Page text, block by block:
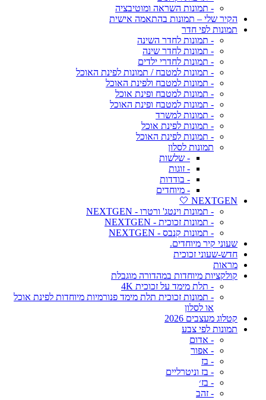
- תמונות השראה ומוטיבציה
הקיר שלי – תמונות בהתאמה אישית
תמונות לפי חדר
- תמונות לחדר השינה
- תמונות לחדר שינה
- תמונות לחדרי ילדים
- תמונות למטבח / תמונות לפינת האוכל
- תמונות למטבח ולפינת האוכל
- תמונות למטבח ופינת אוכל
- תמונות למטבח ופינת האוכל
- תמונות למשרד
- תמונות לפינת אוכל
- תמונות לפינת האוכל
תמונות לסלון
- שלשות
- זוגות
- בודדות
- מיוחדים
NEXTGEN 🤍
- תמונות וינטג' ורטרו - NEXTGEN
- תמונות זכוכית - NEXTGEN
- תמונות קנבס - NEXTGEN
שעוני קיר מיוחדים.
חדש-שעוני זכוכית
מראות
קולקציות מיוחדות במהדורה מוגבלת
- תלת מימד על זכוכית 4K
- תמונות זכוכית תלת מימד פנורמיות מיוחדות לפינת אוכל
או לסלון
קטלוג מעצבים 2026
תמונות לפי צבע
- אדום
- אפור
- בז
- בז וניטרליים
- בז׳
- זהב